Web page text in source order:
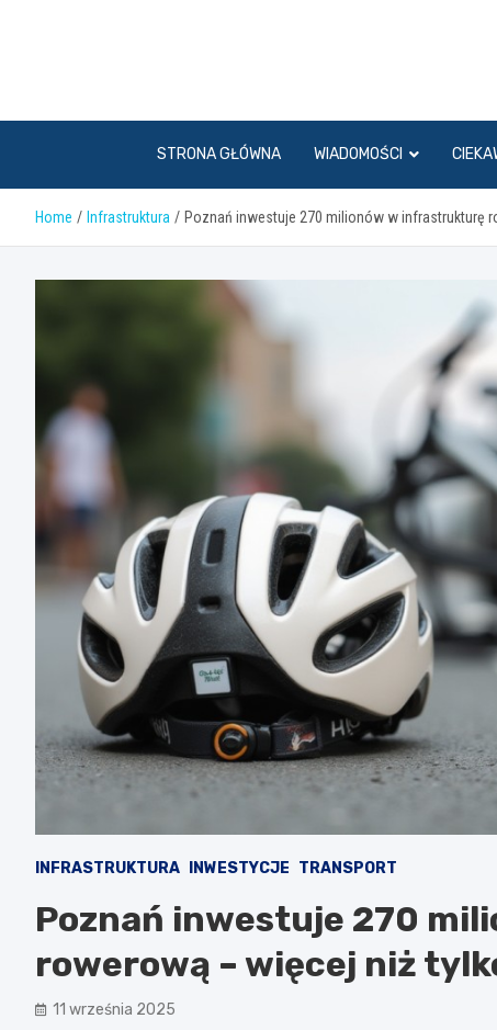
STRONA GŁÓWNA WIADOMOŚCI
Home Infrastruktura Poznań inwestuje 270 milionów w infrastrukturę
INFRASTRUKTURA INWESTYCJE TRANSPORT
Poznań inwestuje 270
rowerową – więcej niż
11 września 2025